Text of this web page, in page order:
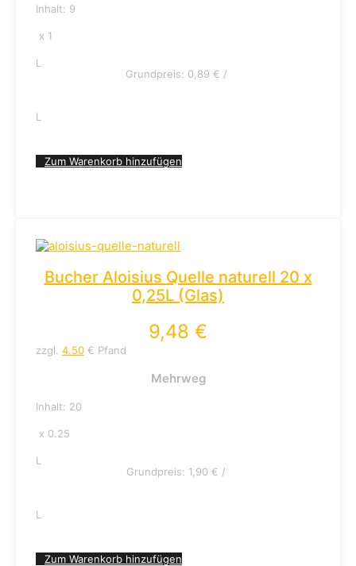
Inhalt: 9
x 1
L
Grundpreis: 0,89 € /
L
Zum Warenkorb hinzufügen
Bucher Aloisius Quelle naturell 20 x
0,25L (Glas)
9,48 €
zzgl. 4.50 € Pfand
Mehrweg
Inhalt: 20
x 0.25
L
Grundpreis: 1,90 € /
L
Zum Warenkorb hinzufügen